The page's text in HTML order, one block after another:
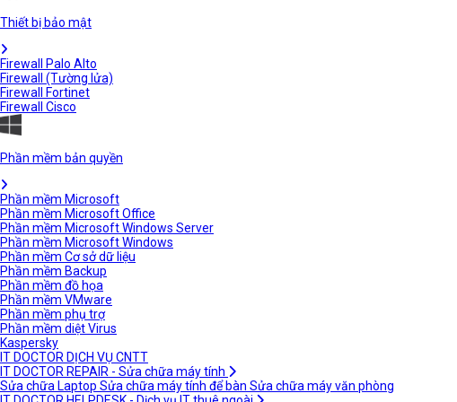
Thiết bị bảo mật
Firewall Palo Alto
Firewall (Tường lửa)
Firewall Fortinet
Firewall Cisco
Phần mềm bản quyền
Phần mềm Microsoft
Phần mềm Microsoft Office
Phần mềm Microsoft Windows Server
Phần mềm Microsoft Windows
Phần mềm Cơ sở dữ liệu
Phần mềm Backup
Phần mềm đồ họa
Phần mềm VMware
Phần mềm phụ trợ
Phần mềm diệt Virus
Kaspersky
IT DOCTOR DỊCH VỤ CNTT
IT DOCTOR REPAIR - Sửa chữa máy tính
Sửa chữa Laptop Sửa chữa máy tính để bàn Sửa chữa máy văn phòng